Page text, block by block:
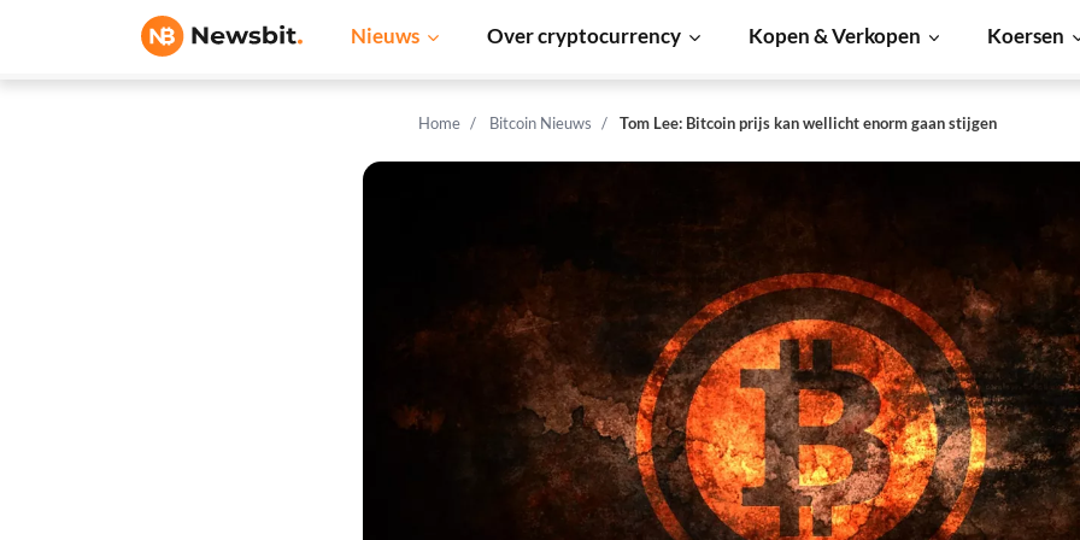
Nieuws Over cryptocurrency Kopen & Verkopen Koersen
Home Bitcoin Nieuws Tom Lee: Bitcoin prijs kan wellicht enorm gaan stijgen